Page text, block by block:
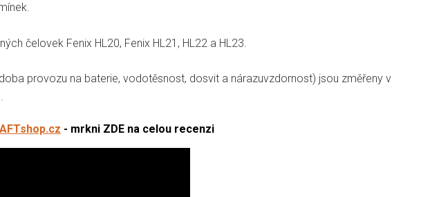
čelovek Fenix HL20, Fenix HL21, HL22 a HL23.
provozu na baterie, vodotěsnost, dosvit a nárazuvzdornost) jsou změřeny v
- mrkni ZDE na celou recenzi